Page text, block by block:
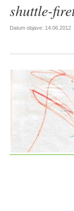
shuttle-
Datum objave: 14.06.2012